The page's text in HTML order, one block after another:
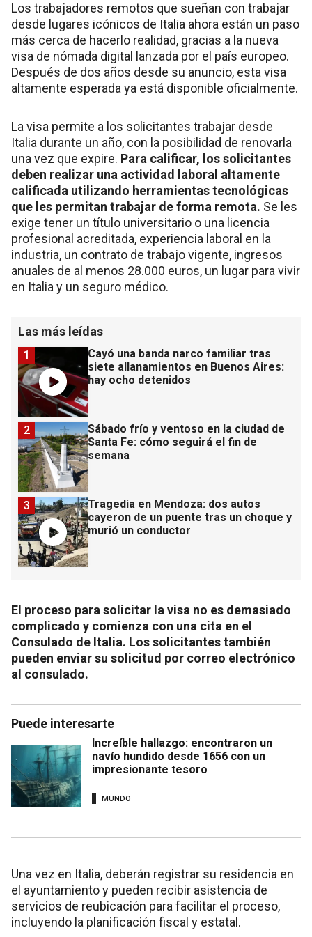
Los trabajadores remotos que sueñan con trabajar
desde lugares icónicos de Italia ahora están un paso
más cerca de hacerlo realidad, gracias a la nueva
visa de nómada digital lanzada por el país europeo.
Después de dos años desde su anuncio, esta visa
altamente esperada ya está disponible oficialmente.
La visa permite a los solicitantes trabajar desde
Italia durante un año, con la posibilidad de renovarla
una vez que expire. Para calificar, los solicitantes
deben realizar una actividad laboral altamente
calificada utilizando herramientas tecnológicas
que les permitan trabajar de forma remota. Se les
exige tener un título universitario o una licencia
profesional acreditada, experiencia laboral en la
industria, un contrato de trabajo vigente, ingresos
anuales de al menos 28.000 euros, un lugar para vivir
en Italia y un seguro médico.
Las más leídas
Cayó una banda narco familiar tras
siete allanamientos en Buenos Aires:
hay ocho detenidos
1
Sábado frío y ventoso en la ciudad de
Santa Fe: cómo seguirá el fin de
semana
2
Tragedia en Mendoza: dos autos
cayeron de un puente tras un choque y
murió un conductor
3
El proceso para solicitar la visa no es demasiado
complicado y comienza con una cita en el
Consulado de Italia. Los solicitantes también
pueden enviar su solicitud por correo electrónico
al consulado.
Puede interesarte
Increíble hallazgo: encontraron un
navío hundido desde 1656 con un
impresionante tesoro
MUNDO
Una vez en Italia, deberán registrar su residencia en
el ayuntamiento y pueden recibir asistencia de
servicios de reubicación para facilitar el proceso,
incluyendo la planificación fiscal y estatal.